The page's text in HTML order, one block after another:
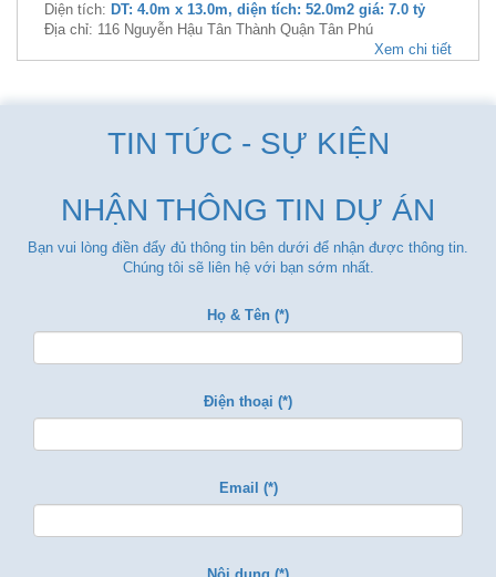
Diện tích: DT: 4.0m x 13.0m, diện tích: 52.0m2 giá: 7.0 tỷ
Địa chỉ: 116 Nguyễn Hậu Tân Thành Quận Tân Phú
Xem chi tiết
TIN TỨC - SỰ KIỆN
NHẬN THÔNG TIN DỰ ÁN
Bạn vui lòng điền đẩy đủ thông tin bên dưới để nhận được thông tin.
Chúng tôi sẽ liên hệ với bạn sớm nhất.
Họ & Tên (*)
Điện thoại (*)
Email (*)